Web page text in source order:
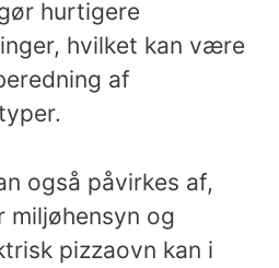
hurtigere
hvilket kan være
af
også påvirkes af,
miljøhensyn og
pizzaovn kan i